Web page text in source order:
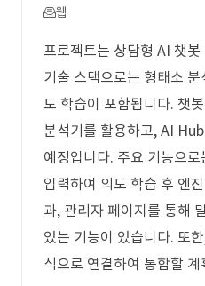
웹
프로젝트는 상담형 AI 챗
기술 스택으로는 형태소
도 학습이 포함됩니다. 챗
분석기를 활용하고, AI
예정입니다. 주요 기능으
입력하여 의도 학습 후 엔
과, 관리자 페이지를 통해
있는 기능이 있습니다. 또
식으로 연결하여 통합할 계